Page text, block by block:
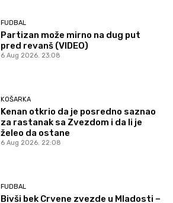
FUDBAL
Partizan može mirno na dug put
pred revanš (VIDEO)
6 Aug 2026. 23:08
KOŠARKA
Kenan otkrio da je posredno saznao
za rastanak sa Zvezdom i da li je
želeo da ostane
6 Aug 2026. 22:08
FUDBAL
Bivši bek Crvene zvezde u Mladosti –